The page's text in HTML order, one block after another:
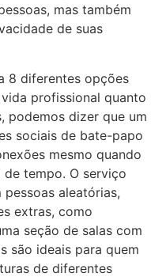
mas também
de suas
8 diferentes opções
profissional quanto
podemos dizer que um
sociais de bate-papo
mesmo quando
tempo. O serviço
aleatórias,
extras, como
seção de salas com
são ideais para quem
de diferentes